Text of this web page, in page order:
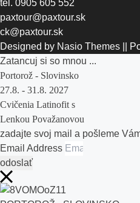
tel. 0905 605 552
paxtour@paxtour.sk
ck@paxtour.sk
Designed by Nasio Themes
Zatancuj si so mnou ...
Portorož - Slovinsko
27.8. - 31.8. 2027
Cvičenia Latinofit s
Lenkou Považanovou
zadajte svoj mail a pošleme
Email Address
odoslať